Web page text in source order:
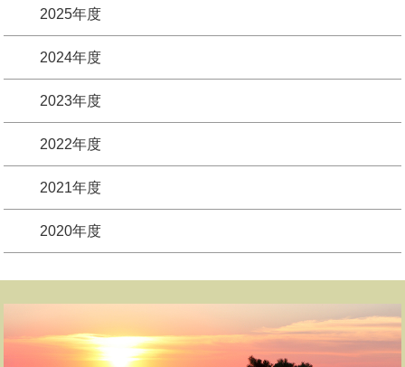
2025年度
2024年度
2023年度
2022年度
2021年度
2020年度